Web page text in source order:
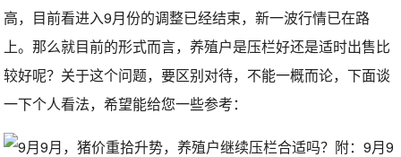
高，目前看进入9月份的调整已经结束，新一波行情已在路
上。那么就目前的形式而言，养殖户是压栏好还是适时出售比
较好呢？关于这个问题，要区别对待，不能一概而论，下面谈
一下个人看法，希望能给您一些参考：